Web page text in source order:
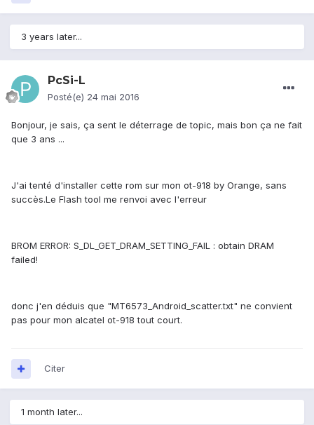
3 years later...
PcSi-L
Posté(e) 24 mai 2016
Bonjour, je sais, ça sent le déterrage de topic, mais bon ça ne fait
que 3 ans ...
J'ai tenté d'installer cette rom sur mon ot-918 by Orange, sans
succès.Le Flash tool me renvoi avec l'erreur
BROM ERROR: S_DL_GET_DRAM_SETTING_FAIL : obtain DRAM
failed!
donc j'en déduis que "MT6573_Android_scatter.txt" ne convient
pas pour mon alcatel ot-918 tout court.
Citer
1 month later...